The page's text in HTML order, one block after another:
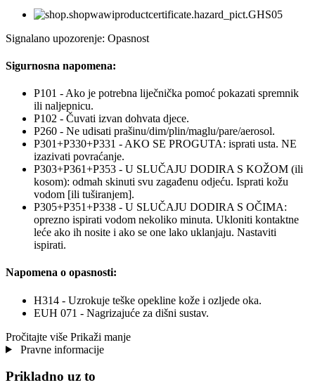
Signalano upozorenje: Opasnost
Sigurnosna napomena:
P101 - Ako je potrebna liječnička pomoć pokazati spremnik
ili naljepnicu.
P102 - Čuvati izvan dohvata djece.
P260 - Ne udisati prašinu/dim/plin/maglu/pare/aerosol.
P301+P330+P331 - AKO SE PROGUTA: isprati usta. NE
izazivati povraćanje.
P303+P361+P353 - U SLUČAJU DODIRA S KOŽOM (ili
kosom): odmah skinuti svu zagađenu odjeću. Isprati kožu
vodom [ili tuširanjem].
P305+P351+P338 - U SLUČAJU DODIRA S OČIMA:
oprezno ispirati vodom nekoliko minuta. Ukloniti kontaktne
leće ako ih nosite i ako se one lako uklanjaju. Nastaviti
ispirati.
Napomena o opasnosti:
H314 - Uzrokuje teške opekline kože i ozljede oka.
EUH 071 - Nagrizajuće za dišni sustav.
Pročitajte više Prikaži manje
Pravne informacije
Prikladno uz to